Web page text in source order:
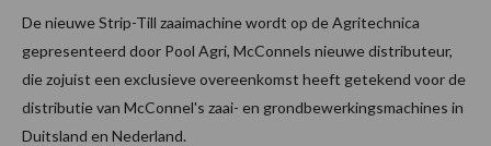
De nieuwe Strip-Till zaaimachine wordt op de Agritechnica
gepresenteerd door Pool Agri, McConnels nieuwe distributeur,
die zojuist een exclusieve overeenkomst heeft getekend voor de
distributie van McConnel's zaai- en grondbewerkingsmachines in
Duitsland en Nederland.